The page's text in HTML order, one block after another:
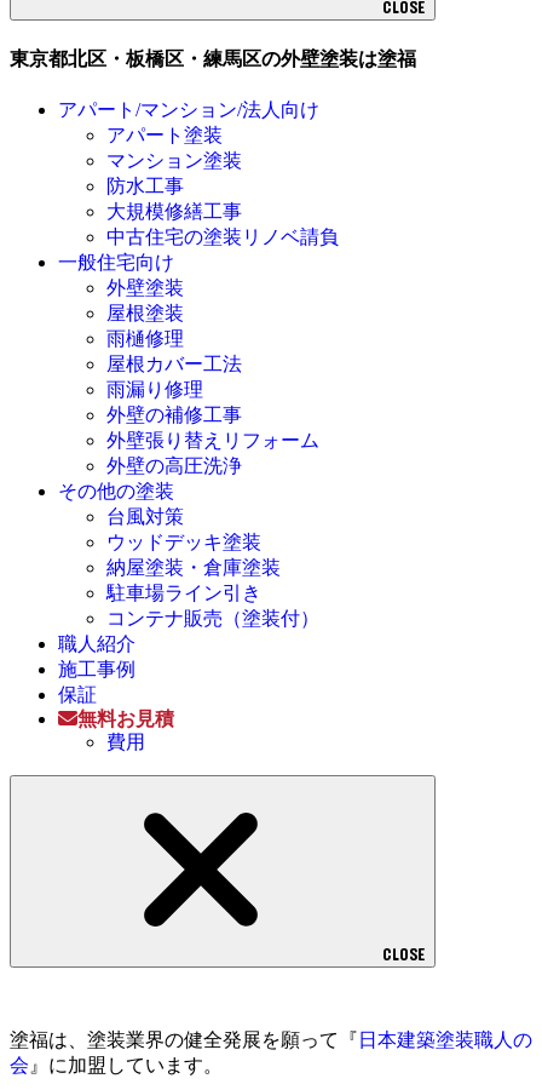
CLOSE
東京都北区・板橋区・練馬区の外壁塗装は塗福
アパート/マンション/法人向け
アパート塗装
マンション塗装
防水工事
大規模修繕工事
中古住宅の塗装リノベ請負
一般住宅向け
外壁塗装
屋根塗装
雨樋修理
屋根カバー工法
雨漏り修理
外壁の補修工事
外壁張り替えリフォーム
外壁の高圧洗浄
その他の塗装
台風対策
ウッドデッキ塗装
納屋塗装・倉庫塗装
駐車場ライン引き
コンテナ販売（塗装付）
職人紹介
施工事例
保証
無料お見積
費用
CLOSE
塗福は、塗装業界の健全発展を願って『 日本建築塗装職人の
会』に加盟しています。